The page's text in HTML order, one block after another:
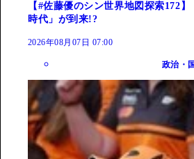
【#佐藤優のシン世界地図探索172
時代」が到来!?
2026年08月07日 07:00
政治・